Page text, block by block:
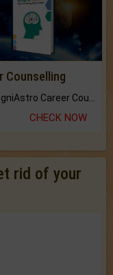
Counselling
CHECK NOW
rid of your